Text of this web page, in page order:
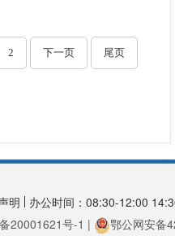
2 下一页 尾页
明
办公时间：08:30-12:00
20001621号-1 |
鄂公网安备